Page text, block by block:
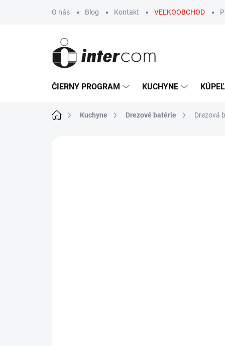
O nás Blog Kontakt VEĽKOOBCHOD
ČIERNY PROGRAM KUCHYNE
DomovKuchyne Drezové batérie Drezová